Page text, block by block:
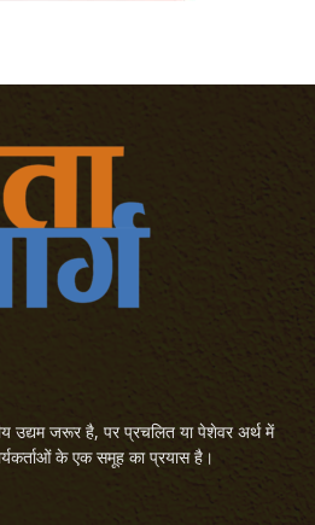
उद्यम जरूर है, पर प्रचलित या पेशेवर अर्थ में
के एक समूह का प्रयास है।